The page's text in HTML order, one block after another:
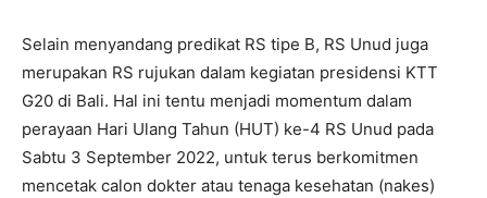
Selain menyandang predikat RS tipe B, RS Unud juga
merupakan RS rujukan dalam kegiatan presidensi KTT
G20 di Bali. Hal ini tentu menjadi momentum dalam
perayaan Hari Ulang Tahun (HUT) ke-4 RS Unud pada
Sabtu 3 September 2022, untuk terus berkomitmen
mencetak calon dokter atau tenaga kesehatan (nakes)